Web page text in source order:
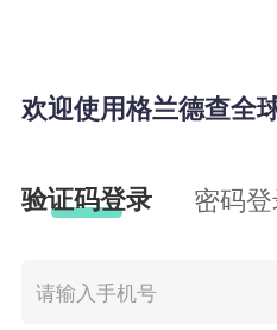
欢迎使用格兰德查全
验证码登录 密码